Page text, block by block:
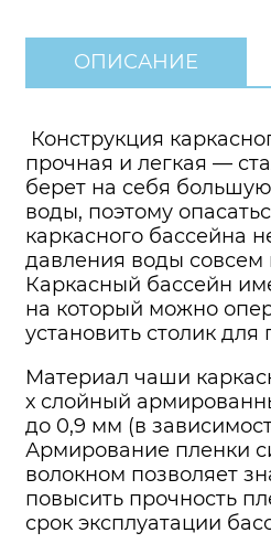
ОПИСАНИЕ
Конструкция
прочная и легкая —
берет на себя
воды, поэтому
каркасного бассейна
давления воды совсем
Каркасный бассейн
на который можно
установить столик
Материал чаши
х слойный
до 0,9 мм (в
Армирование пленки
волокном позволяет
повысить прочность
срок эксплуатации